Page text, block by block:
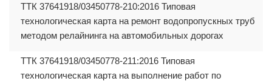
ТТК 37641918/03450778-210:2016 Типовая
технологическая карта на ремонт водопропускных труб
методом релайнинга на автомобильных дорогах
ТТК 37641918/03450778-211:2016 Типовая
технологическая карта на выполнение работ по